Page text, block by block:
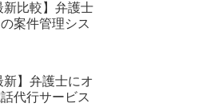
新比較】弁護士
案件管理シス
新】弁護士にオ
代行サービス